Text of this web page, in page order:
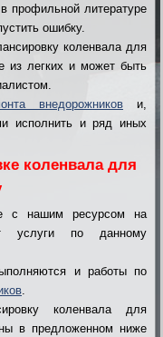
профильной литературе
ошибку.
коленвала для
из легких и может быть
внедорожников и,
исполнить и ряд иных
коленвала для
с нашим ресурсом на
услуги по данному
и работы по
коленвала для
в предложенном ниже